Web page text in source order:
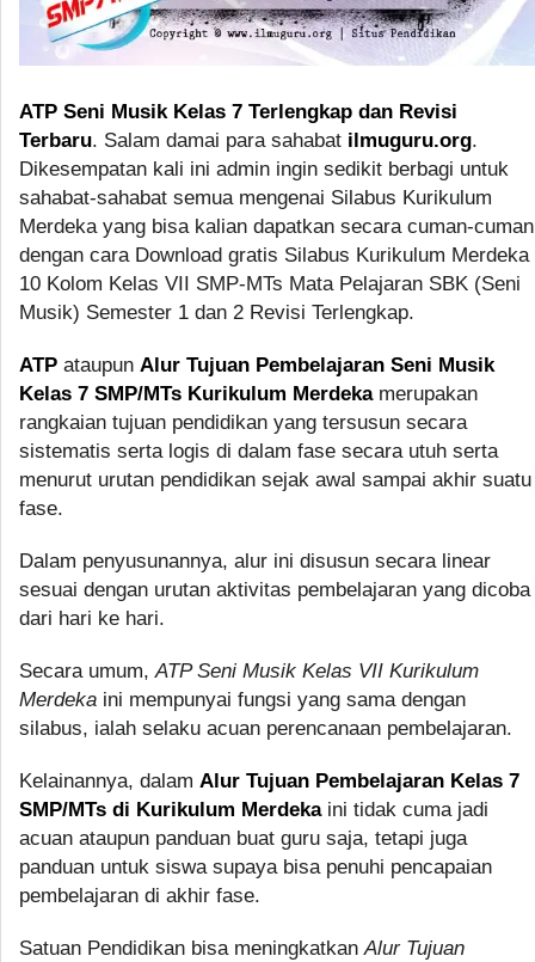
ATP Seni Musik Kelas 7 Terlengkap dan Revisi
Terbaru. Salam damai para sahabat ilmuguru.org.
Dikesempatan kali ini admin ingin sedikit berbagi untuk
sahabat-sahabat semua mengenai Silabus Kurikulum
Merdeka yang bisa kalian dapatkan secara cuman-cuman
dengan cara Download gratis Silabus Kurikulum Merdeka
10 Kolom Kelas VII SMP-MTs Mata Pelajaran SBK (Seni
Musik) Semester 1 dan 2 Revisi Terlengkap.
ATP ataupun Alur Tujuan Pembelajaran Seni Musik
Kelas 7 SMP/MTs Kurikulum Merdekamerupakan
rangkaian tujuan pendidikan yang tersusun secara
sistematis serta logis di dalam fase secara utuh serta
menurut urutan pendidikan sejak awal sampai akhir suatu
fase.
Dalam penyusunannya, alur ini disusun secara linear
sesuai dengan urutan aktivitas pembelajaran yang dicoba
dari hari ke hari.
Secara umum,ATP Seni Musik Kelas VII Kurikulum
Merdeka ini mempunyai fungsi yang sama dengan
silabus, ialah selaku acuan perencanaan pembelajaran.
Kelainannya, dalam Alur Tujuan Pembelajaran Kelas 7
SMP/MTs di Kurikulum Merdekaini tidak cuma jadi
acuan ataupun panduan buat guru saja, tetapi juga
panduan untuk siswa supaya bisa penuhi pencapaian
pembelajaran di akhir fase.
Satuan Pendidikan bisa meningkatkanAlur Tujuan